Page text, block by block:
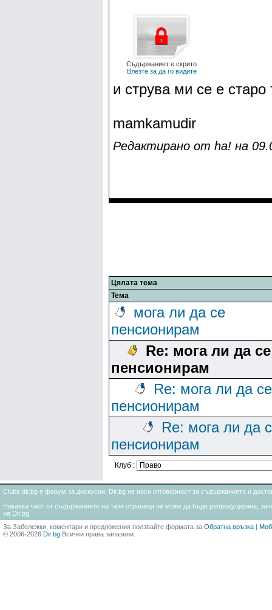
Съдържаниет е скрито
Влезте за да го видите
и струва ми се е старо
mamkamudir
Редактирано от ha! на
Цялата тема
Тема
мога ли да се
пенсионирам
Re: мога ли да се
пенсионирам
Re: мога ли да се
пенсионирам
Re: мога ли да
пенсионирам
Клуб :
Clubs.dir.bg е форум за дискусии. Dir.bg не носи отговорност за съдържанието и
Никаква част от съдържанието на тази страница не може да бъде репродуцирана,
на Dir.bg
За Забележки, коментари и предложения ползвайте формата за Обратна връзка |
© 2006-2026 Dir.bg Всички права запазени.